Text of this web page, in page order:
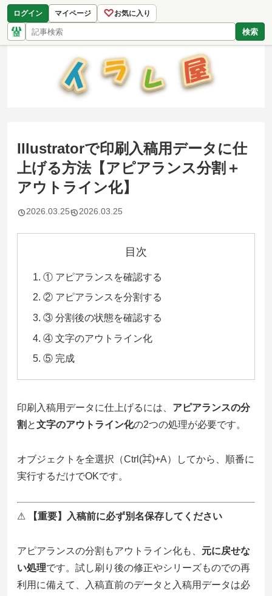
ログイン マイページ ♡お気に入り
検索
Illustratorで印刷入稿用データに仕
上げる方法【アピアランス分割＋
アウトライン化】
2026.03.25 2026.03.25
目次
① アピアランスを確認する
② アピアランスを分割する
③ 分割後の状態を確認する
④ 文字のアウトライン化
⑤ 完成
印刷入稿用データに仕上げるには、 アピアランスの分
割 と文字のアウトライン化の2つの処理が必要です。
オブジェクトを全選択（Ctrl(⌘)+A）してから、順番に
実行するだけでOKです。
⚠ 【重要】入稿前に必ず別名保存してください
アピアランスの分割もアウトライン化も、 元に戻せな
い処理です。試し刷り後の修正やシリーズものでの再
利用に備えて、入稿直前のデータと入稿用データは必